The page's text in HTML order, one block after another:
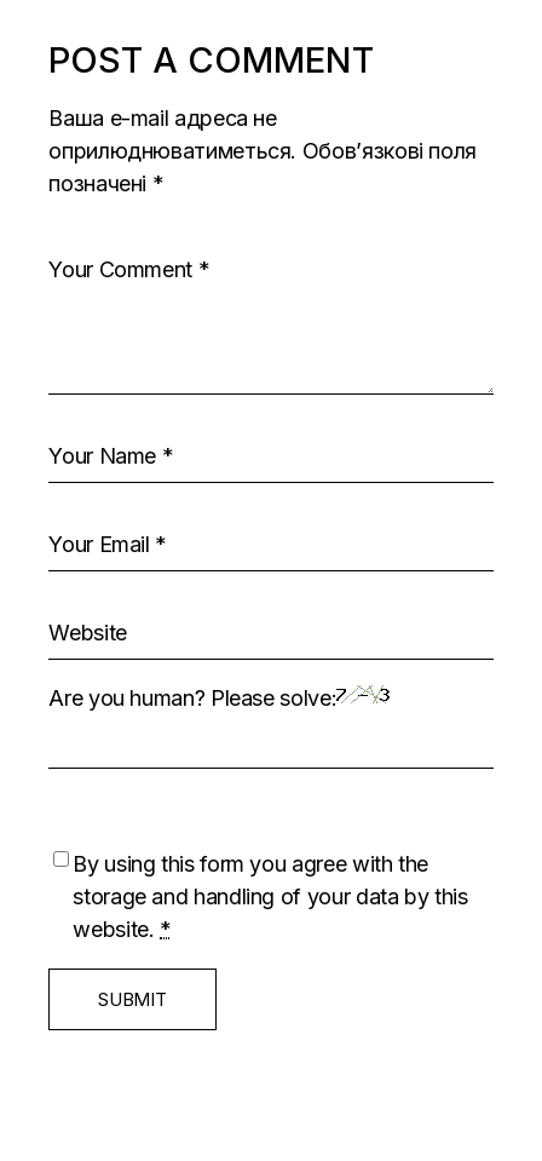
POST A COMMENT
Ваша e-mail адреса не
оприлюднюватиметься. Обов’язкові поля
позначені *
Are you human? Please solve:
By using this form you agree with the
storage and handling of your data by this
website. *
SUBMIT